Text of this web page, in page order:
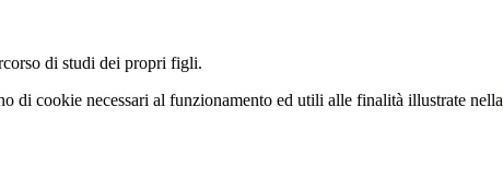
di studi dei propri figli.
di cookie necessari al funzionamento ed utili alle finalità illustrate nella